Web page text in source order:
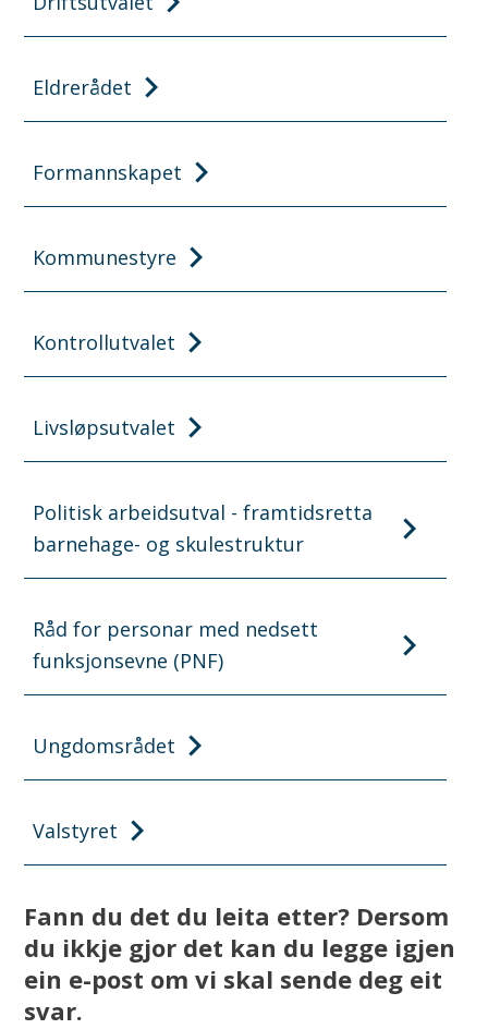
Eldrerådet
Formannskapet
Kommunestyre
Kontrollutvalet
Livsløpsutvalet
Politisk arbeidsutval - framtidsretta
barnehage- og skulestruktur
Råd for personar med nedsett
funksjonsevne (PNF)
Ungdomsrådet
Valstyret
Fann du det du leita etter? Dersom
du ikkje gjor det kan du legge igjen
ein e-post om vi skal sende deg eit
svar.